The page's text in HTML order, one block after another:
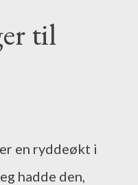
til
en ryddeøkt i
hadde den,